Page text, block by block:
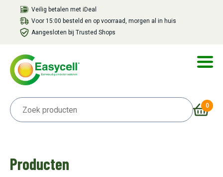
Veilig betalen met iDeal
Voor 15:00 besteld en op voorraad, morgen al in huis
Aangesloten bij Trusted Shops
0
Producten